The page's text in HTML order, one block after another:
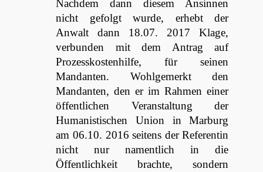
Nachdem dann diesem Ansinnen
nicht gefolgt wurde, erhebt der
Anwalt dann 18.07. 2017 Klage,
verbunden mit dem Antrag auf
Prozesskostenhilfe, für seinen
Mandanten. Wohlgemerkt den
Mandanten, den er im Rahmen einer
öffentlichen Veranstaltung der
Humanistischen Union in Marburg
am 06.10. 2016 seitens der Referentin
nicht nur namentlich in die
Öffentlichkeit brachte, sondern